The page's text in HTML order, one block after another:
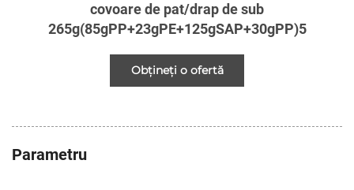
covoare de pat/drap de sub
265g(85gPP+23gPE+125gSAP+30gPP)5
Obțineți o ofertă
Parametru